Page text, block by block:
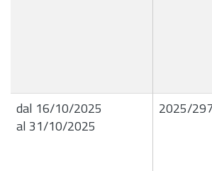
dal 16/10/2025
al 31/10/2025
2025/